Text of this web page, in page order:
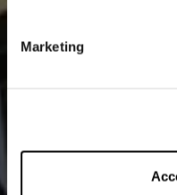
Marketing